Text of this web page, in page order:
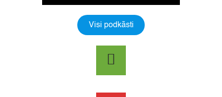
Visi podkāsti